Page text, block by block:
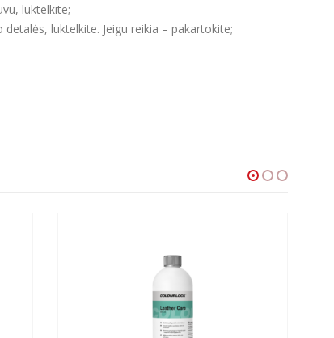
luktelkite;
luktelkite. Jeigu reikia – pakartokite;